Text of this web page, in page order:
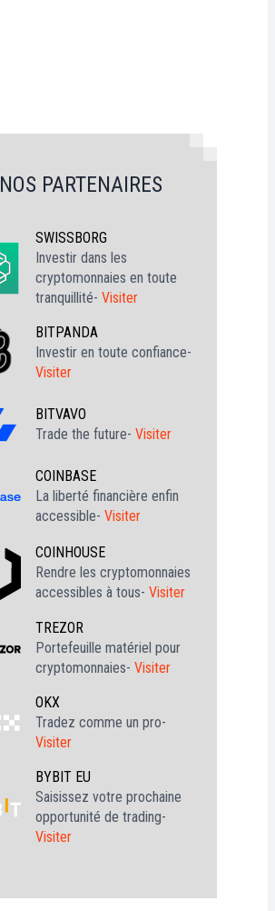
NOS PARTENAIRES
SWISSBORG
Investir dans les
cryptomonnaies en toute
tranquillité- Visiter
BITPANDA
Investir en toute confiance-
Visiter
BITVAVO
Trade the future- Visiter
COINBASE
La liberté financière enfin
accessible- Visiter
COINHOUSE
Rendre les cryptomonnaies
accessibles à tous- Visiter
TREZOR
Portefeuille matériel pour
cryptomonnaies- Visiter
OKX
Tradez comme un pro-
Visiter
BYBIT EU
Saisissez votre prochaine
opportunité de trading-
Visiter